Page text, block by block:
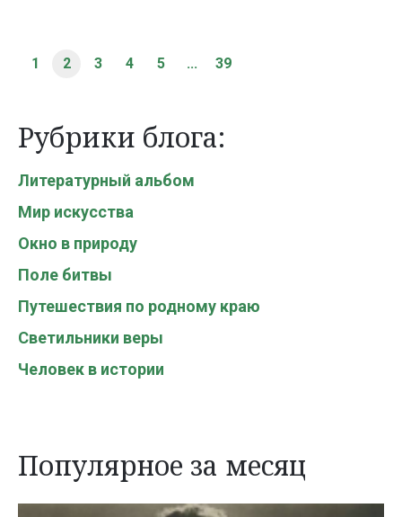
1 2 3 4 5 ... 39
Рубрики блога:
Литературный альбом
Мир искусства
Окно в природу
Поле битвы
Путешествия по родному краю
Светильники веры
Человек в истории
Популярное за месяц